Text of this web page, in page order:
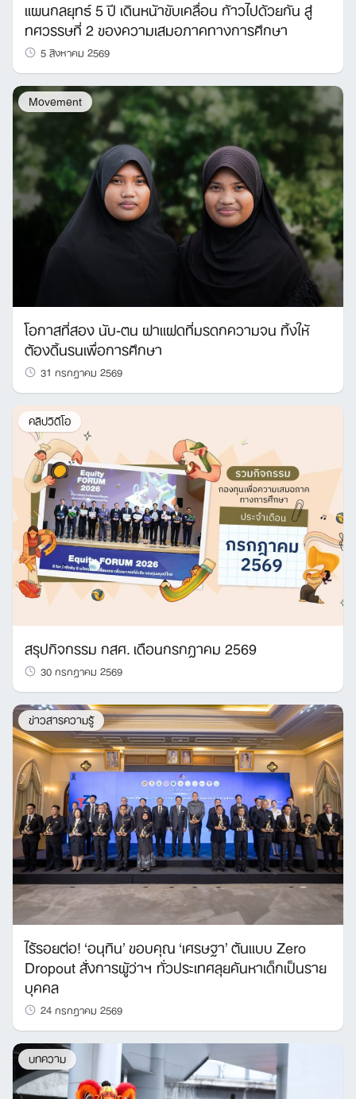
แผนกลยุทธ์ 5 ปี เดินหน้าขับเคลื่อน ก้าวไปด้วยกัน สู่
ทศวรรษที่ 2 ของความเสมอภาคทางการศึกษา
5 สิงหาคม 2569
Movement
โอกาสที่สอง นับ-ตน ฝาแฝดที่มรดกความจน ทิ้งให้
ต้องดิ้นรนเพื่อการศึกษา
31 กรกฎาคม 2569
คลิปวิดีโอ
สรุปกิจกรรม กสศ. เดือนกรกฎาคม 2569
30 กรกฎาคม 2569
ข่าวสารความรู้
ไร้รอยต่อ! ‘อนุทิน’ ขอบคุณ ‘เศรษฐา’ ต้นแบบ Zero
Dropout สั่งการผู้ว่าฯ ทั่วประเทศลุยค้นหาเด็กเป็นราย
บุคคล
24 กรกฎาคม 2569
บทความ